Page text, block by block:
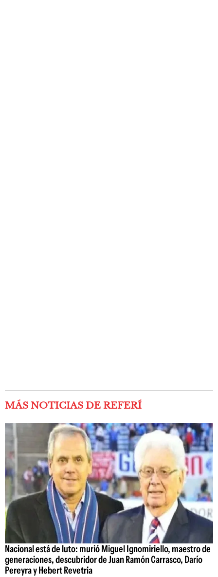
MÁS NOTICIAS DE REFERÍ
Nacional está de luto: murió Miguel Ignomiriello, maestro de
generaciones, descubridor de Juan Ramón Carrasco, Darío
Pereyra y Hebert Revetria